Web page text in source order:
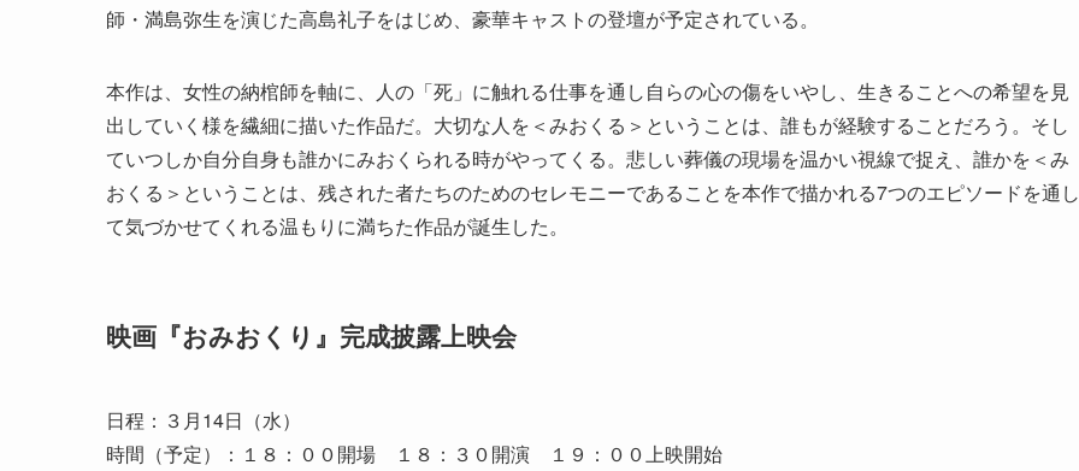
師・満島弥生を演じた高島礼子をはじめ、豪華キャストの登壇が予定されている。
本作は、女性の納棺師を軸に、人の「死」に触れる仕事を通し自らの心の傷をいやし、生きることへの希望を見
出していく様を繊細に描いた作品だ。大切な人を＜みおくる＞ということは、誰もが経験することだろう。そし
ていつしか自分自身も誰かにみおくられる時がやってくる。悲しい葬儀の現場を温かい視線で捉え、誰かを＜み
おくる＞ということは、残された者たちのためのセレモニーであることを本作で描かれる7つのエピソードを通し
て気づかせてくれる温もりに満ちた作品が誕生した。
映画『おみおくり』完成披露上映会
日程：３月14日（水）
時間（予定）：１８：００開場 １８：３０開演 １９：００上映開始